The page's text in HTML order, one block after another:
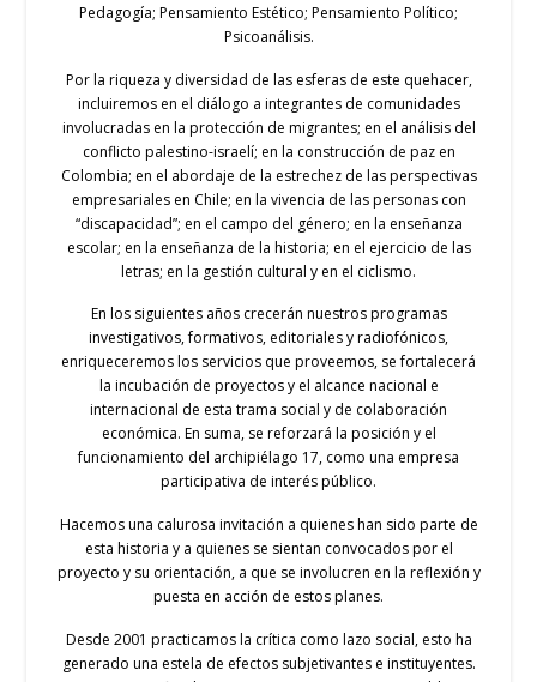
Pedagogía; Pensamiento Estético; Pensamiento Político;
Psicoanálisis.
Por la riqueza y diversidad de las esferas de este quehacer,
incluiremos en el diálogo a integrantes de comunidades
involucradas en la protección de migrantes; en el análisis del
conflicto palestino-israelí; en la construcción de paz en
Colombia; en el abordaje de la estrechez de las perspectivas
empresariales en Chile; en la vivencia de las personas con
“discapacidad”; en el campo del género; en la enseñanza
escolar; en la enseñanza de la historia; en el ejercicio de las
letras; en la gestión cultural y en el ciclismo.
En los siguientes años crecerán nuestros programas
investigativos, formativos, editoriales y radiofónicos,
enriqueceremos los servicios que proveemos, se fortalecerá
la incubación de proyectos y el alcance nacional e
internacional de esta trama social y de colaboración
económica. En suma, se reforzará la posición y el
funcionamiento del archipiélago 17, como una empresa
participativa de interés público.
Hacemos una calurosa invitación a quienes han sido parte de
esta historia y a quienes se sientan convocados por el
proyecto y su orientación, a que se involucren en la reflexión y
puesta en acción de estos planes.
Desde 2001 practicamos la crítica como lazo social, esto ha
generado una estela de efectos subjetivantes e instituyentes.